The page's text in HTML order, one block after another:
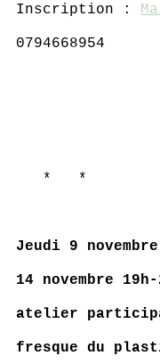
Inscription :
0794668954
   *   *
Jeudi 9
14 novembre
atelier
fresque du